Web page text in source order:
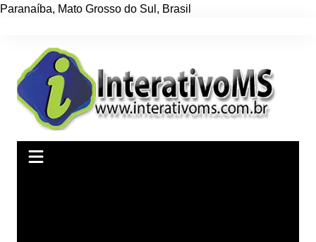
Paranaíba, Mato Grosso do Sul , Brasil
conteúdo